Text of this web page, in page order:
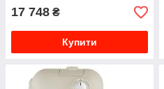
17 748 ₴
Купити